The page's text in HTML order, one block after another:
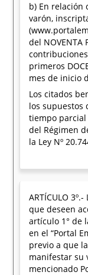
b) En relación
varón,
del NOVENTA
primeros
mes de inicio
Los citados
los supuestos
tiempo parcial
del Régimen
la Ley Nº
ARTÍCULO
que deseen
artículo 1° de
en el “Portal
previo a que
manifestar su
mencionado